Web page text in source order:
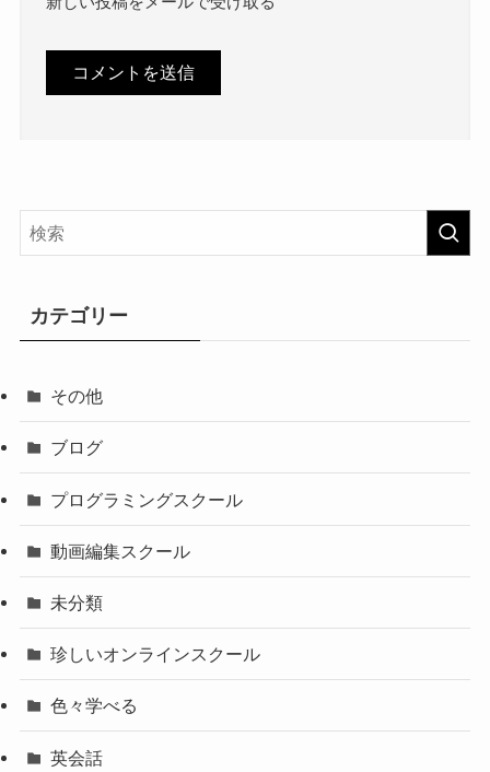
カテゴリー
その他
ブログ
プログラミングスクール
動画編集スクール
未分類
珍しいオンラインスクール
色々学べる
英会話